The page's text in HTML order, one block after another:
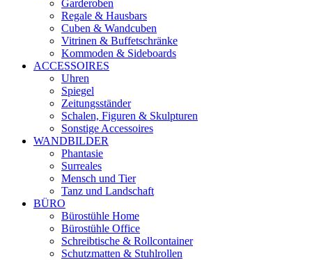
Garderoben
Regale & Hausbars
Cuben & Wandcuben
Vitrinen & Buffetschränke
Kommoden & Sideboards
ACCESSOIRES
Uhren
Spiegel
Zeitungsständer
Schalen, Figuren & Skulpturen
Sonstige Accessoires
WANDBILDER
Phantasie
Surreales
Mensch und Tier
Tanz und Landschaft
BÜRO
Bürostühle Home
Bürostühle Office
Schreibtische & Rollcontainer
Schutzmatten & Stuhlrollen